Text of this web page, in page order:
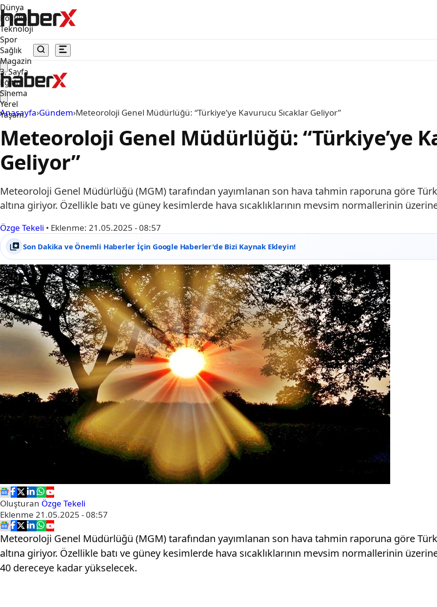
Dünya
Politika
Teknoloji
Spor
Sağlık
Magazin
3. Sayfa
Eğitim
Sinema
Yerel
Yaşam
Anasayfa›Gündem›Meteoroloji Genel Müdürlüğü: “Türkiye’ye Kavurucu Sıcaklar Geliyor”
Meteoroloji Genel Müdürlüğü: “Türkiye’ye
Geliyor”
Meteoroloji Genel Müdürlüğü (MGM) tarafından yayımlanan son hava tahmin raporuna göre
altına giriyor. Özellikle batı ve güney kesimlerde hava sıcaklıklarının mevsim normallerinin
Özge Tekeli • Eklenme: 21.05.2025 - 08:57
Son Dakika ve Önemli Haberler İçin Google Haberler'de Bizi Kaynak Ekleyin!
Oluşturan Özge Tekeli
Eklenme 21.05.2025 - 08:57
Meteoroloji Genel Müdürlüğü (MGM) tarafından yayımlanan son hava tahmin raporuna göre
altına giriyor. Özellikle batı ve güney kesimlerde hava sıcaklıklarının mevsim normallerinin
40 dereceye kadar yükselecek.